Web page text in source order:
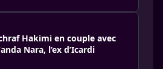
Hakimi en couple avec
Nara, l’ex d’Icardi